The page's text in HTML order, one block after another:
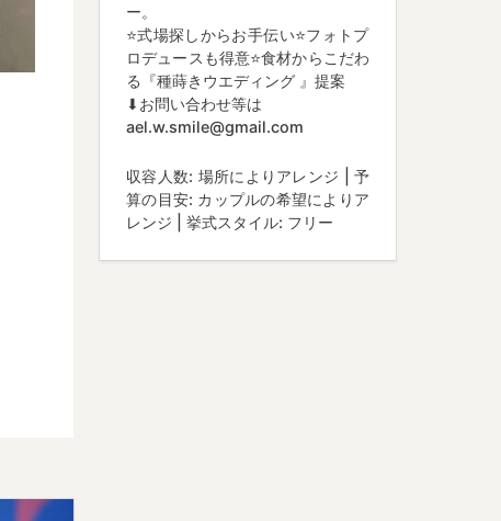
ー。
⭐️式場探しからお手伝い⭐️フォトプ
ロデュースも得意⭐️食材からこだわ
る『種蒔きウエディング 』提案
⬇︎お問い合わせ等は
ael.w.smile@gmail.com
収容人数: 場所によりアレンジ | 予
算の目安: カップルの希望によりア
レンジ | 挙式スタイル: フリー